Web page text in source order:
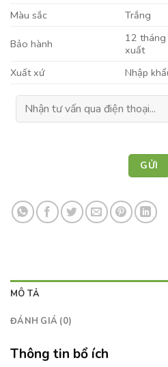
Màu sắc
Trắng
Bảo hành
12 tháng
xuất
Xuất xứ
Nhập
MÔ TẢ
ĐÁNH GIÁ (0)
Thông tin bổ ích